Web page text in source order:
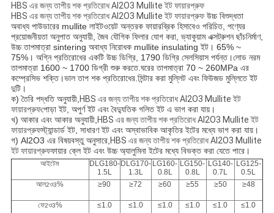
HBS এর জন্য তাপীয় শক প্রতিরোধ Al2O3 Mullite ইট ফায়ারপ্রুফ
HBS এর জন্য তাপীয় শক প্রতিরোধ Al2O3 Mullite ইট ফায়ারপ্রুফ উচ্চ বিশুদ্ধতা
অবাধ্য পাউডারের mullite লাইটওয়েট অন্তরক ফায়ারব্রিক হিসাবেও পরিচিত, পণ্যের
প্রয়োজনীয়তা অনুপাত অনুযায়ী, জৈব যৌগিক ফিলার যোগ করা, ভ্যাকুয়াম এক্সট্রুশন ছাঁচনির্মাণ,
উচ্চ তাপমাত্রা sintering অবাধ্য নিরোধক mullite insulating ইট। 65% ~
75%। অগ্নি প্রতিরোধের একটি উচ্চ ডিগ্রি, 1790 ডিগ্রি সেলসিয়াস পর্যন্ত।লোড নরম
তাপমাত্রা 1600 ~ 1700 ডিগ্রী শুরু করতে.ঘরের তাপমাত্রা 70 ~ 260MPa এর
কম্প্রেসিভ শক্তি।ভাল তাপ শক প্রতিরোধের.সিন্টার করা মুল্লিট এবং ফিউজড মুল্লিতে ইট
দুটি।
ক) তৈরি পদ্ধতি অনুযায়ী,HBS এর জন্য তাপীয় শক প্রতিরোধ Al2O3 Mullite ইট
ফায়ারপ্রুফপোড়া ইট, অপুর্ণ ইট এবং বৈদ্যুতিক গলিত ইট এ ভাগ করা যায়।
খ) আকার এবং আকার অনুযায়ী,HBS এর জন্য তাপীয় শক প্রতিরোধ Al2O3 Mullite ইট
ফায়ারপ্রুফস্ট্যান্ডার্ড ইট, সাধারণ ইট এবং অস্বাভাবিক আকৃতির ইটের মধ্যে ভাগ করা যায়।
গ) Al2O3 এর বিষয়বস্তু অনুসারে,HBS এর জন্য তাপীয় শক প্রতিরোধ Al2O3 Mullite
ইট ফায়ারপ্রুফফায়ার ক্লে ইট এবং উচ্চ অ্যালুমিনা ইটের মধ্যে বিভক্ত করা যেতে পারে।
আইটেম
DLG180-
1.5L
DLG170-
1.3L
LG160-
0.8L
LG150-
0.8L
LG140-
0.7L
LG125-
0.5L
আল2ও3% ≥90 ≥72 ≥60 ≥55 ≥50 ≥48
ফে2ও3% ≤1.0 ≤1.0 ≤1.0 ≤1.0 ≤1.0 ≤1.0